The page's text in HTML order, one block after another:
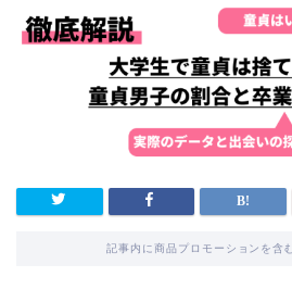
記事内に商品プロモーションを含